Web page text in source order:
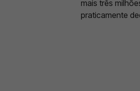
mais três
praticamente